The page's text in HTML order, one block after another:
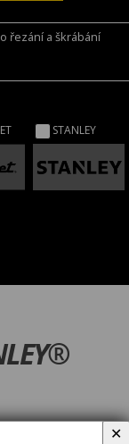
řezání a škrábání
STANLEY
✕